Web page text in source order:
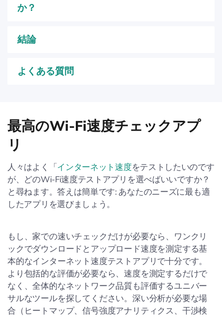
か？
結論
よくある質問
最高のWi-Fi速度チェックアプ
リ
人々はよく「インターネット速度をテストしたいのです
が、どのWi-Fi速度テストアプリを選べばいいですか？
と尋ねます。答えは簡単です: あなたのニーズに最も適
したアプリを選びましょう。
もし、家での速いチェックだけが必要なら、ワンクリ
ックでダウンロードとアップロード速度を測定する基
本的なインターネット速度テストアプリで十分です。
より包括的な評価が必要なら、速度を測定するだけで
なく、全体的なネットワーク品質も評価するユニバー
サルなツールを探してください。深い分析が必要な場
合（ヒートマップ、信号強度アナリティクス、干渉検